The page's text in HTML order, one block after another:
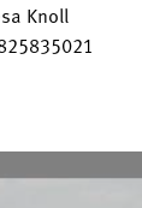
Knoll